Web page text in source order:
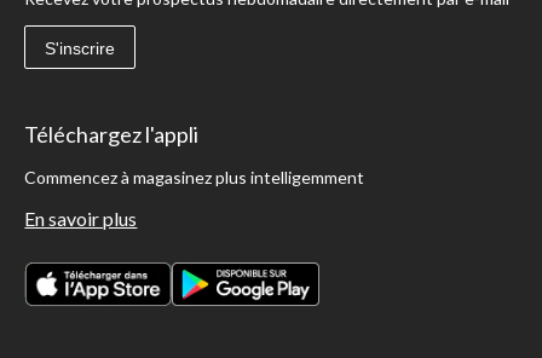
S'inscrire
Téléchargez l'appli
Commencez à magasinez plus intelligemment
En savoir plus